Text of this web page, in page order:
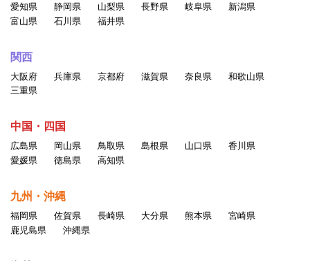
会社などの組織を名乗ったり、または他の人 物や組織と提
携、協力関係にあると偽ったりする行為。
・当サービスに関わる記載について、無断でそのコピー、複
製、アップロード、掲示、伝送、配布等をする行為
・同じアカウントを複数人で利用する行為
・その他公序良俗、一般常識に反する行為、当社が不適切と判
断した行為
めたしかるべき処置をとるものと
します。
愛知県 静岡県 山梨県 長野県 岐阜県
新潟県
富山県
石川県 福井県
関西
大阪府 兵庫県 京都府 滋賀県 奈良県
和歌山県
三重県
中国・四国
広島県 岡山県 鳥取県 島根県 山口県
香川県
愛媛県
徳島県 高知県
九州・沖縄
福岡県 佐賀県 長崎県 大分県 熊本県
宮崎県
鹿児島県
沖縄県